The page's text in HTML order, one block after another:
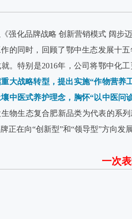
强化品牌战略 创新营销模式 阔步
作的同时，回顾了鄂中生态发展十
。特别是2016年，公司将鄂中化
大战略转型，提出实施“作物营养
中医式养护理念，胸怀“以中医问
物生态复合肥新品类为代表的系
正在向“创新型”和“领导型”方向发
一次